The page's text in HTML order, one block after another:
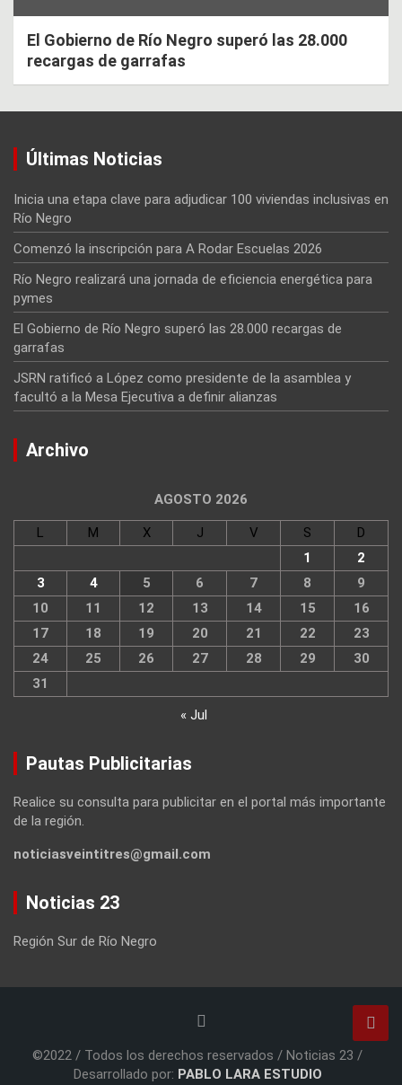
El Gobierno de Río Negro superó las 28.000
recargas de garrafas
Últimas Noticias
Inicia una etapa clave para adjudicar 100 viviendas inclusivas en
Río Negro
Comenzó la inscripción para A Rodar Escuelas 2026
Río Negro realizará una jornada de eficiencia energética para
pymes
El Gobierno de Río Negro superó las 28.000 recargas de
garrafas
JSRN ratificó a López como presidente de la asamblea y
facultó a la Mesa Ejecutiva a definir alianzas
Archivo
AGOSTO 2026
L M X J V S
D
1
2
3
4 5 6 7 8
9
10
11 12 13 14 15
16
17
18 19 20 21 22
23
24
25 26 27 28 29
30
31
« Jul
Pautas Publicitarias
Realice su consulta para publicitar en el portal más importante
de la región.
noticiasveintitres@gmail.com
Noticias 23
Región Sur de Río Negro
©2022 / Todos los derechos reservados / Noticias 23 /
Desarrollado por: PABLO LARA ESTUDIO